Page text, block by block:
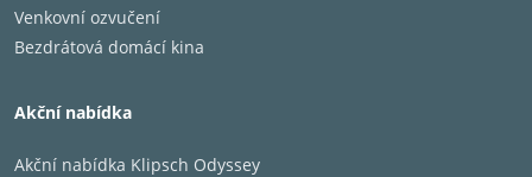
Venkovní ozvučení
Bezdrátová domácí kina
Akční nabídka
Akční nabídka Klipsch Odyssey